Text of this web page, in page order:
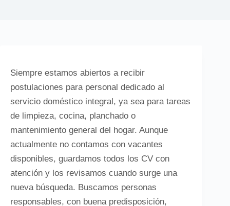
Siempre estamos abiertos a recibir
postulaciones para personal dedicado al
servicio doméstico integral, ya sea para tareas
de limpieza, cocina, planchado o
mantenimiento general del hogar. Aunque
actualmente no contamos con vacantes
disponibles, guardamos todos los CV con
atención y los revisamos cuando surge una
nueva búsqueda. Buscamos personas
responsables, con buena predisposición,